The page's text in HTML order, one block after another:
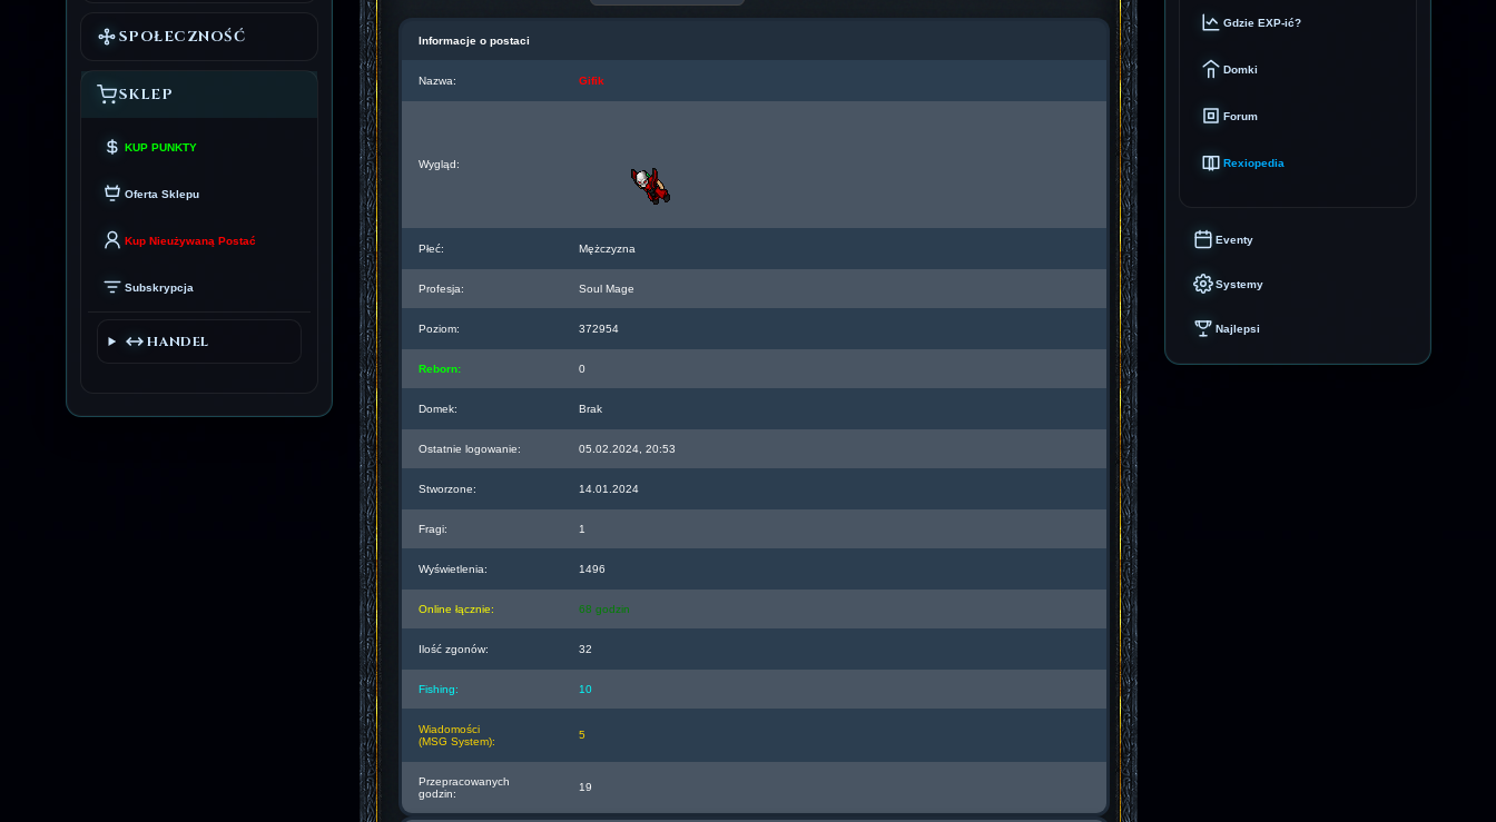
SPOŁECZNOŚĆ
SKLEP
KUP PUNKTY
Oferta Sklepu
Kup Nieużywaną Postać
Subskrypcja
HANDEL
Informacje o postaci
Nazwa: Gifik
Wygląd:
Płeć: Mężczyzna
Profesja: Soul Mage
Poziom: 372954
Reborn: 0
Domek: Brak
Ostatnie logowanie: 05.02.2024, 20:53
Stworzone: 14.01.2024
Fragi: 1
Wyświetlenia: 1496
Online łącznie: 68 godzin
Ilość zgonów: 32
Fishing: 10
Wiadomości
(MSG System):
5
Przepracowanych
godzin:
19
Gdzie EXP-ić?
Domki
Forum
Rexiopedia
Eventy
Systemy
Najlepsi